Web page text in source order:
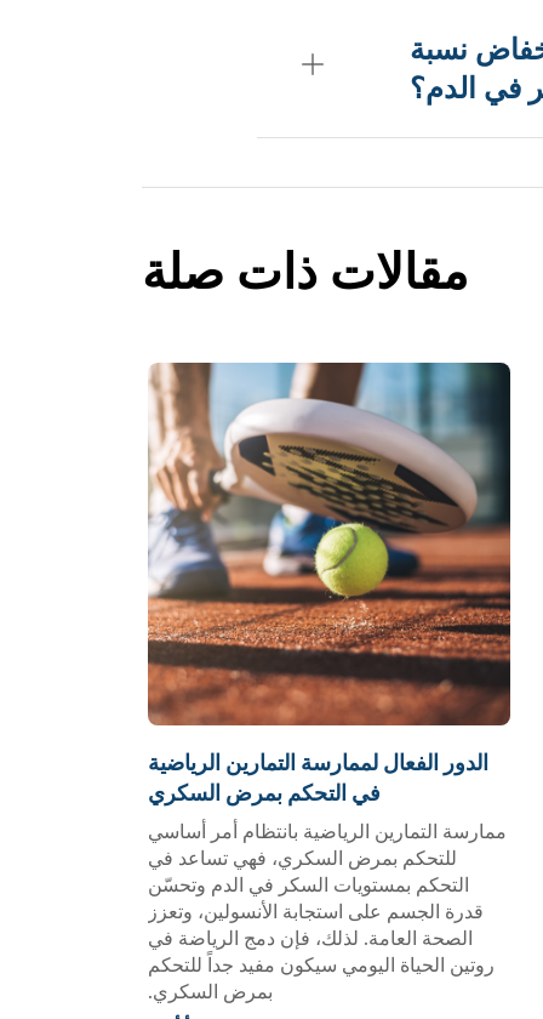
نسبة
في الدم؟
مقالات ذات صلة
الدور الفعال لممارسة التمارين الرياضية
في التحكم بمرض السكري
ممارسة التمارين الرياضية بانتظام أمر أساسي
للتحكم بمرض السكري، فهي تساعد في
التحكم بمستويات السكر في الدم وتحسّن
قدرة الجسم على استجابة الأنسولين، وتعزز
الصحة العامة. لذلك، فإن دمج الرياضة في
روتين الحياة اليومي سيكون مفيد جداً للتحكم
بمرض السكري.